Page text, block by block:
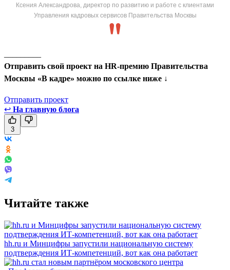
Ксения Александрова, директор по развитию и работе с клиентами
Управления кадровых сервисов Правительства Москвы
Отправить свой проект на HR-премию Правительства
Москвы «В кадре» можно по ссылке ниже ↓
Отправить проект
↩ На главную блога
3
Читайте также
hh.ru и Минцифры запустили национальную систему
подтверждения ИТ-компетенций, вот как она работает